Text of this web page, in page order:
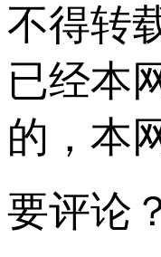
不得转
已经本
的，本
要评论